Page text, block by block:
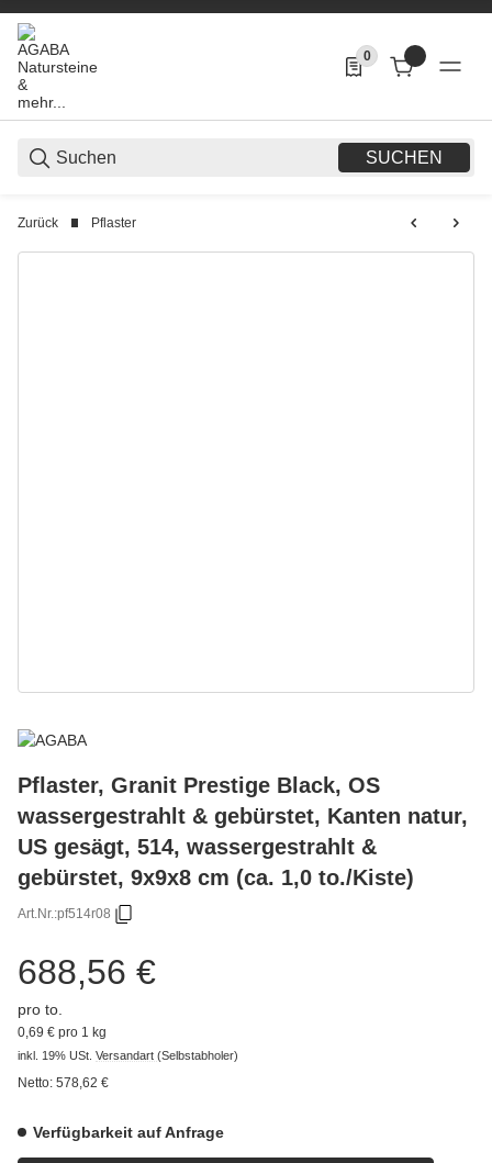
SUCHEN
0
0 Produkte in der
Zurück Pflaster
Pflaster, Granit Prestige Black, OS
wassergestrahlt & gebürstet, Kanten natur,
US gesägt, 514, wassergestrahlt &
gebürstet, 9x9x8 cm (ca. 1,0 to./Kiste)
Art.Nr.:pf514r08
688,56 €
pro to.
0,69 € pro 1 kg
inkl. 19% USt. Versandart (Selbstabholer)
Netto: 578,62 €
Verfügbarkeit auf Anfrage